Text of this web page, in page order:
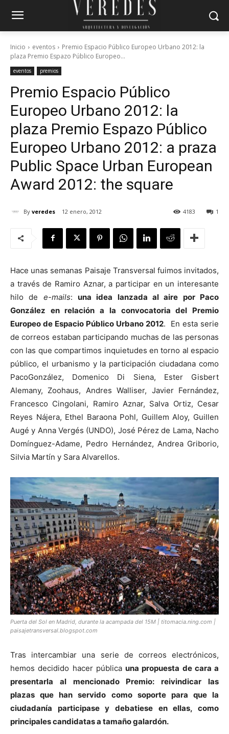
Inicio eventos
Premio Espacio Público Europeo Urbano 2012: la
plaza Premio Espazo Público Europeo...
eventos premios
Premio Espacio Público
Europeo Urbano 2012: la
plaza Premio Espazo Público
Europeo Urbano 2012: a praza
Public Space Urban European
Award 2012: the square
By veredes 12 enero, 2012 1
4183
Hace unas semanas Paisaje Transversal fuimos invitados,
a través de Ramiro Aznar, a participar en un interesante
hilo de e-mails:una idea lanzada al aire por Paco
González en relación a la convocatoria del Premio
Europeo de Espacio Público Urbano 2012. En esta serie
de correos estaban participando muchas de las personas
con las que compartimos inquietudes en torno al espacio
público, el urbanismo y la participación ciudadana como
PacoGonzález, Domenico Di Siena, Ester Gisbert
Alemany, Zoohaus, Andres Walliser, Javier Fernández,
Francesco Cingolani, Ramiro Aznar, Salva Ortiz, Cesar
Reyes Nájera, Ethel Baraona Pohl, Guillem Aloy, Guillen
Augé y Anna Vergés (UNDO), José Pérez de Lama, Nacho
Domínguez-Adame, Pedro Hernández, Andrea Griborio,
Silvia Martín y Sara Alvarellos.
Puerta del Sol en Madrid, durante la acampada del 15M | titomacia.ning.com |
paisajetransversal.blogspot.com
Tras intercambiar una serie de correos electrónicos,
hemos decidido hacer pública una propuesta de cara a
presentarla al mencionado Premio: reivindicar las
plazas que han servido como soporte para que la
ciudadanía participase y debatiese en ellas, como
principales candidatas a tamaño galardón.